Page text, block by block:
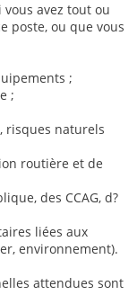
avez tout ou
poste, ou que vous
;
;
risques naturels
routière et de
des CCAG, d?
liées aux
environnement).
attendues sont